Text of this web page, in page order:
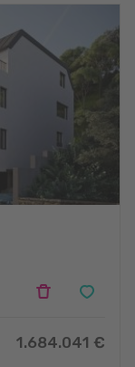
1.684.041 €